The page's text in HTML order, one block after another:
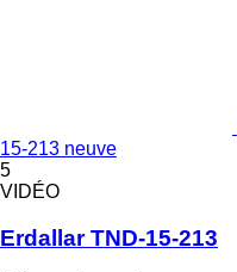
15-213 neuve
5
VIDÉO
Erdallar TND-15-213